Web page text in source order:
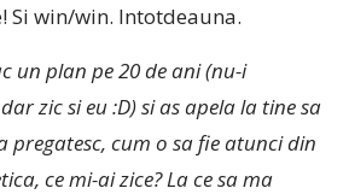
Si win/win. Intotdeauna.
un plan pe 20 de ani (nu-i
zic si eu :D) si as apela la tine sa
pregatesc, cum o sa fie atunci din
ce mi-ai zice? La ce sa ma